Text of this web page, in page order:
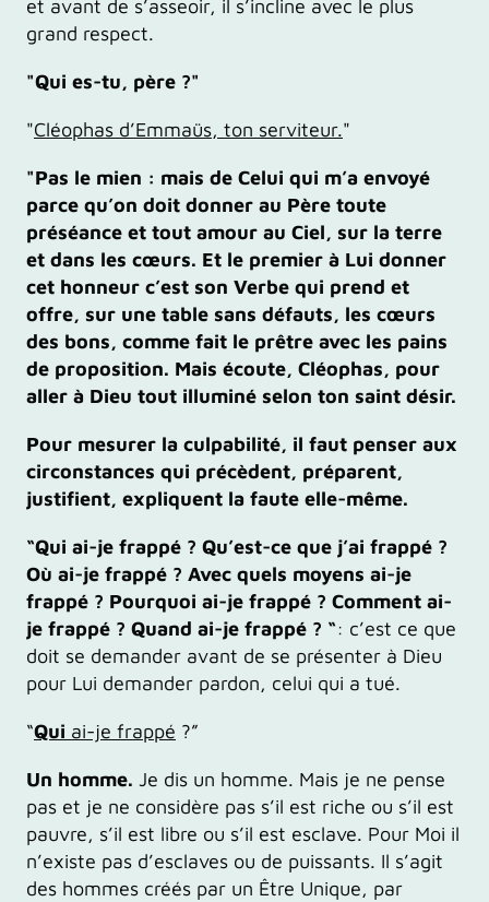
et avant de s’asseoir, il s’incline avec le plus
grand respect.
"Qui es-tu, père ?"
"Cléophas d’Emmaüs, ton serviteur."
"Pas le mien : mais de Celui qui m’a envoyé
parce qu’on doit donner au Père toute
préséance et tout amour au Ciel, sur la terre
et dans les cœurs. Et le premier à Lui donner
cet honneur c’est son Verbe qui prend et
offre, sur une table sans défauts, les cœurs
des bons, comme fait le prêtre avec les pains
de proposition. Mais écoute, Cléophas, pour
aller à Dieu tout illuminé selon ton saint désir.
Pour mesurer la culpabilité, il faut penser aux
circonstances qui précèdent, préparent,
justifient, expliquent la faute elle-même.
“Qui ai-je frappé ? Qu’est-ce que j’ai frappé ?
Où ai-je frappé ? Avec quels moyens ai-je
frappé ? Pourquoi ai-je frappé ? Comment ai-
je frappé ? Quand ai-je frappé ? “: c’est ce que
doit se demander avant de se présenter à Dieu
pour Lui demander pardon, celui qui a tué.
“Qui ai-je frappé ?”
Un homme. Je dis un homme. Mais je ne pense
pas et je ne considère pas s’il est riche ou s’il est
pauvre, s’il est libre ou s’il est esclave. Pour Moi il
n’existe pas d’esclaves ou de puissants. Il s’agit
des hommes créés par un Être Unique, par